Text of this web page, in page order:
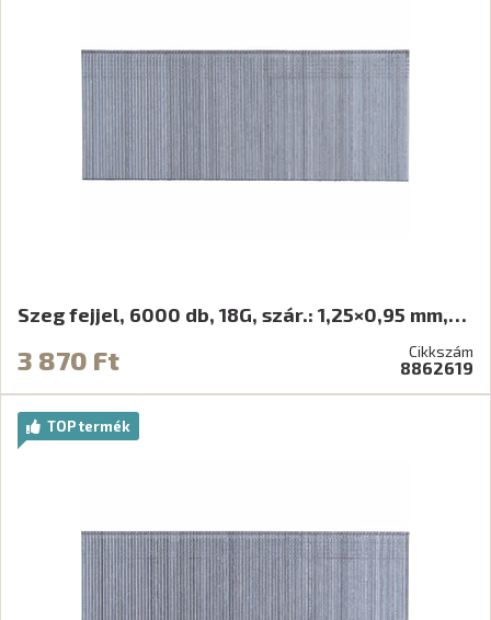
Szeg fejjel, 6000 db, 18G, szár.: 1,25×0,95 mm,…
3 870 Ft Cikkszám
8862619
TOP termék